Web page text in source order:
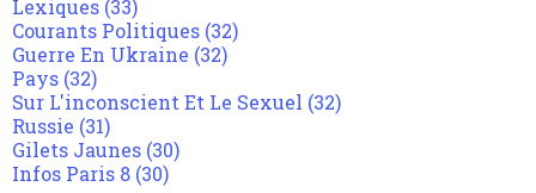
Lexiques (33)
Courants Politiques (32)
Guerre En Ukraine (32)
Pays (32)
Sur L'inconscient Et Le Sexuel (32)
Russie (31)
Gilets Jaunes (30)
Infos Paris 8 (30)